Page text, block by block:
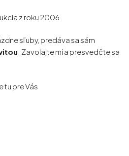
z roku 2006.
sľuby, predáva sa sám
. Zavolajte mi a presvedčte sa
tu pre Vás